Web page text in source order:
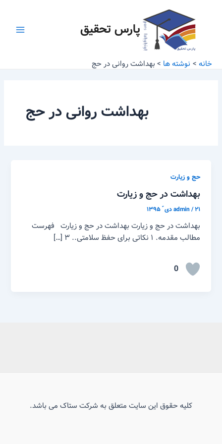
پارس تحقیق
خانه نوشته ها بهداشت روانی در حج
بهداشت روانی در حج
حج و زیارت
بهداشت در حج و زیارت
admin/۲۱ دی ّ ۱۳۹۵
بهداشت در حج و زیارت بهداشت در حج و زیارت فهرست
مطالب مقدمه. ۱ نکاتی برای حفظ سلامتی.. ۳ […]
0
کلیه حقوق این سایت متعلق به شرکت ستاک می باشد.